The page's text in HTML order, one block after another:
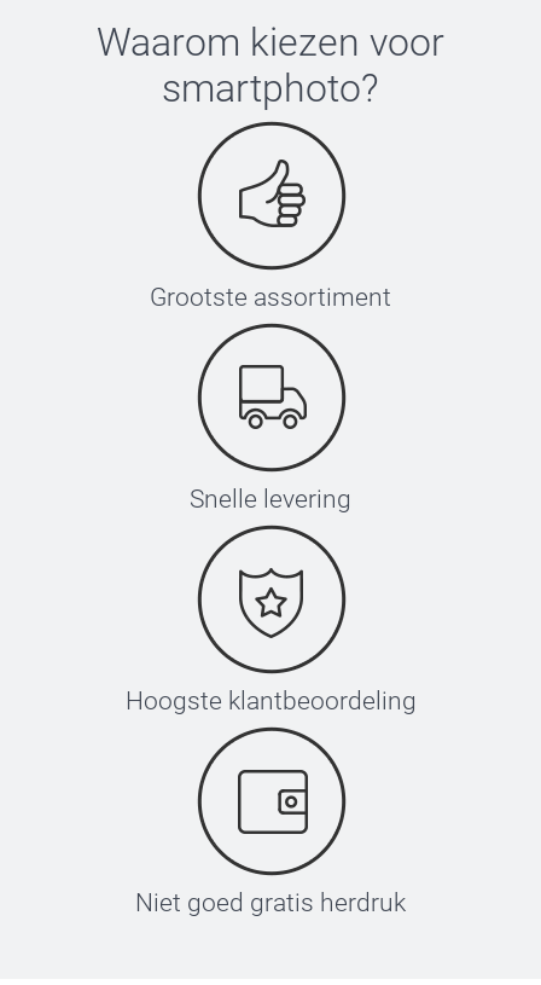
XS-S
52-54 cm
S-M
54-56 cm
M-L
56-58 cm
L-XL
58-60 cm
Waarom kiezen voor
smartphoto?
Grootste assortiment
Snelle levering
Hoogste klantbeoordeling
Niet goed gratis herdruk